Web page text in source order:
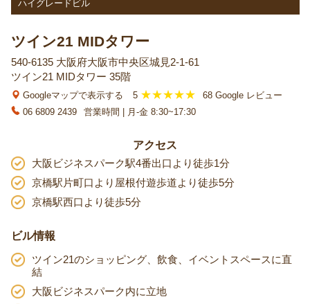
ハイグレードビル
ツイン21 MIDタワー
540-6135 大阪府大阪市中央区城見2-1-61
ツイン21 MIDタワー 35階
Googleマップで表示する 5
68 Google レビュー
06 6809 2439
営業時間 | 月-金 8:30~17:30
アクセス
大阪ビジネスパーク駅4番出口より徒歩1分
京橋駅片町口より屋根付遊歩道より徒歩5分
京橋駅西口より徒歩5分
ビル情報
ツイン21のショッピング、飲食、イベントスペースに直
結
大阪ビジネスパーク内に立地